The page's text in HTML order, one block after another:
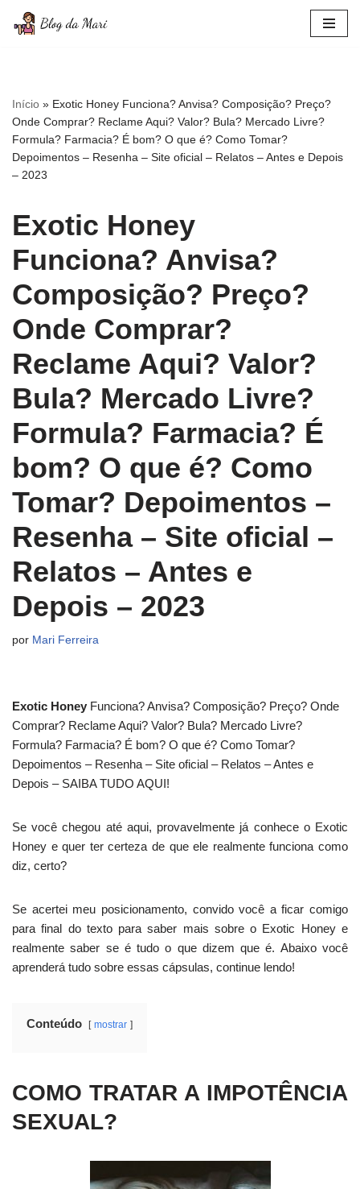
conteúdo
Início » Exotic Honey Funciona? Anvisa? Composição? Preço?
Onde Comprar? Reclame Aqui? Valor? Bula? Mercado Livre?
Formula? Farmacia? É bom? O que é? Como Tomar?
Depoimentos – Resenha – Site oficial – Relatos – Antes e Depois
– 2023
Exotic Honey
Funciona? Anvisa?
Composição? Preço?
Onde Comprar?
Reclame Aqui? Valor?
Bula? Mercado Livre?
Formula? Farmacia? É
bom? O que é? Como
Tomar? Depoimentos –
Resenha – Site oficial –
Relatos – Antes e
Depois – 2023
por Mari Ferreira
Exotic Honey Funciona? Anvisa? Composição? Preço? Onde
Comprar? Reclame Aqui? Valor? Bula? Mercado Livre?
Formula? Farmacia? É bom? O que é? Como Tomar?
Depoimentos – Resenha – Site oficial – Relatos – Antes e
Depois – SAIBA TUDO AQUI!
Se você chegou até aqui, provavelmente já conhece o Exotic
Honey e quer ter certeza de que ele realmente funciona como
diz, certo?
Se acertei meu posicionamento, convido você a ficar comigo
para final do texto para saber mais sobre o Exotic Honey e
realmente saber se é tudo o que dizem que é. Abaixo você
aprenderá tudo sobre essas cápsulas, continue lendo!
Conteúdo mostrar
COMO TRATAR A IMPOTÊNCIA
SEXUAL?